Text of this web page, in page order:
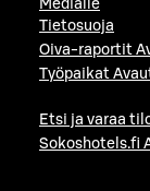
Medialle
Tietosuoja
Oiva-raportit
Työpaikat
Etsi ja varaa
Sokoshotels.fi